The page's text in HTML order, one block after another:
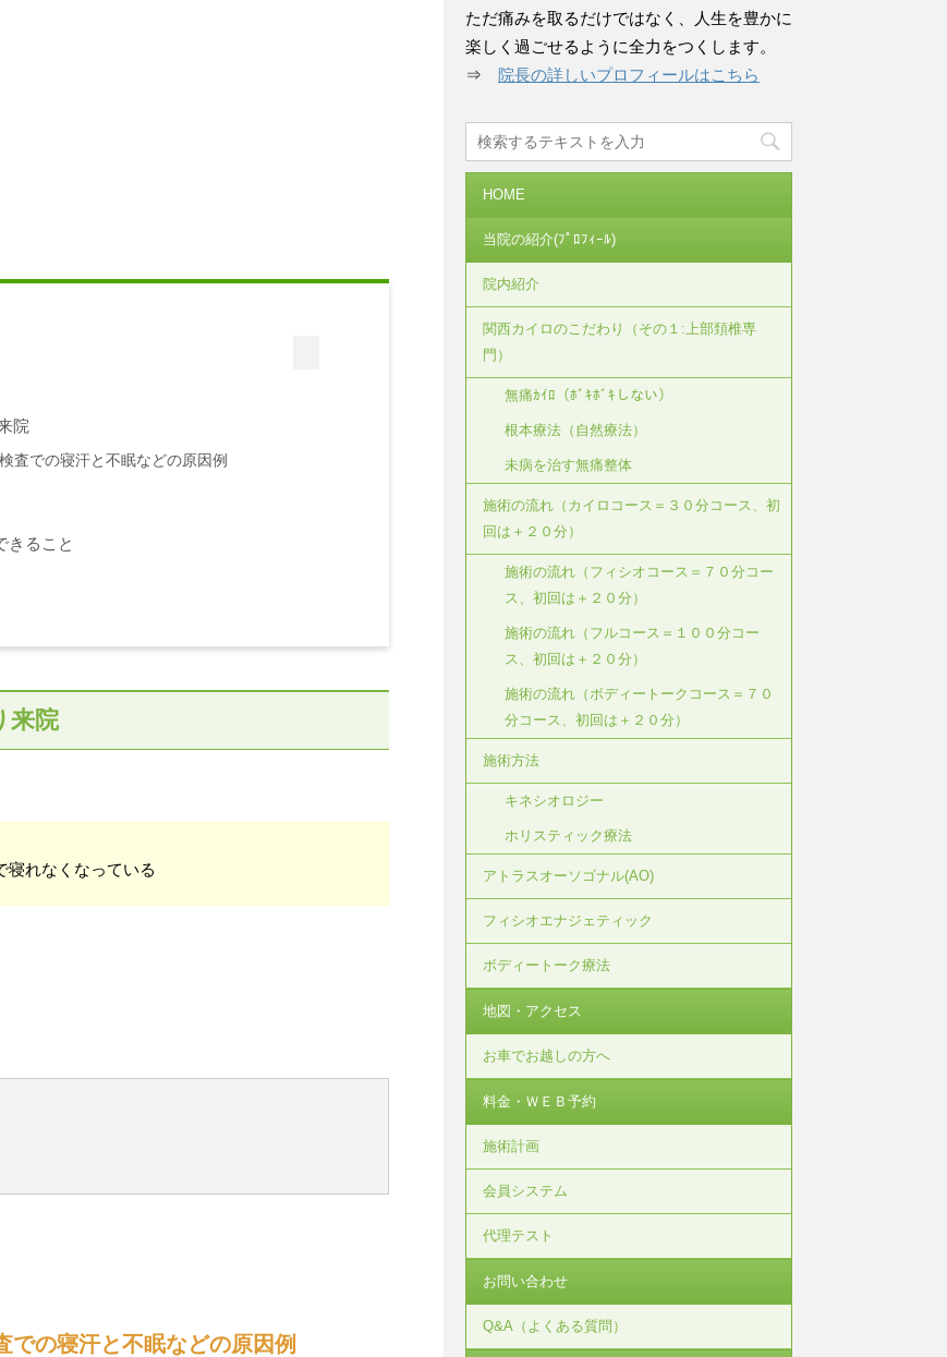
院
査での寝汗と不眠などの原因例
きること
来院
寝れなくなっている
での寝汗と不眠などの原因例
ただ痛みを取るだけではなく、人生を豊かに
楽しく過ごせるように全力をつくします。
⇒ 院長の詳しいプロフィールはこちら
HOME
当院の紹介(ﾌﾟﾛﾌｨｰﾙ)
院内紹介
関西カイロのこだわり（その１:上部頚椎専
門）
無痛ｶｲﾛ（ﾎﾞｷﾎﾞｷしない）
根本療法（自然療法）
未病を治す無痛整体
施術の流れ（カイロコース＝３０分コース、初
回は＋２０分）
施術の流れ（フィシオコース＝７０分コー
ス、初回は＋２０分）
施術の流れ（フルコース＝１００分コー
ス、初回は＋２０分）
施術の流れ（ボディートークコース＝７０
分コース、初回は＋２０分）
施術方法
キネシオロジー
ホリスティック療法
アトラスオーソゴナル(AO)
フィシオエナジェティック
ボディートーク療法
地図・アクセス
お車でお越しの方へ
料金・ＷＥＢ予約
施術計画
会員システム
代理テスト
お問い合わせ
Q&A（よくある質問）